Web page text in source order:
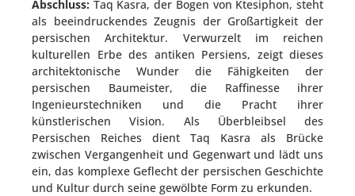
Abschluss: Taq Kasra, der Bogen von Ktesiphon, steht
als beeindruckendes Zeugnis der Großartigkeit der
persischen Architektur. Verwurzelt im reichen
kulturellen Erbe des antiken Persiens, zeigt dieses
architektonische Wunder die Fähigkeiten der
persischen Baumeister, die Raffinesse ihrer
Ingenieurstechniken und die Pracht ihrer
künstlerischen Vision. Als Überbleibsel des
Persischen Reiches dient Taq Kasra als Brücke
zwischen Vergangenheit und Gegenwart und lädt uns
ein, das komplexe Geflecht der persischen Geschichte
und Kultur durch seine gewölbte Form zu erkunden.